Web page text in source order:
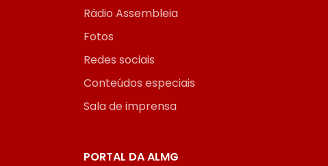
Rádio Assembleia
Fotos
Redes sociais
Conteúdos especiais
Sala de imprensa
PORTAL DA ALMG